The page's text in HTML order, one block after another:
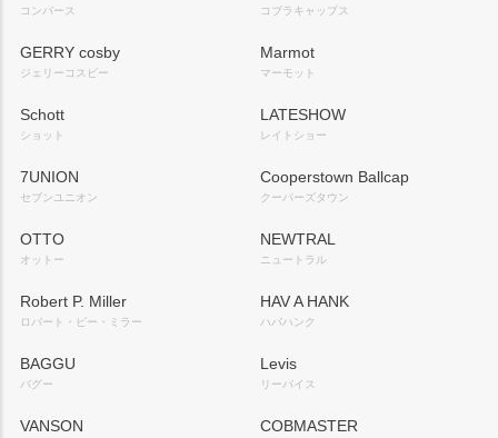
コンバース コブラキャップス
GERRY cosby
ジェリーコスビー
Marmot
マーモット
Schott
ショット
LATESHOW
レイトショー
7UNION
セブンユニオン
Cooperstown Ballcap
クーパーズタウン
OTTO
オットー
NEWTRAL
ニュートラル
Robert P. Miller
ロバート・ピー・ミラー
HAV A HANK
ハバハンク
BAGGU
バグー
Levis
リーバイス
VANSON COBMASTER